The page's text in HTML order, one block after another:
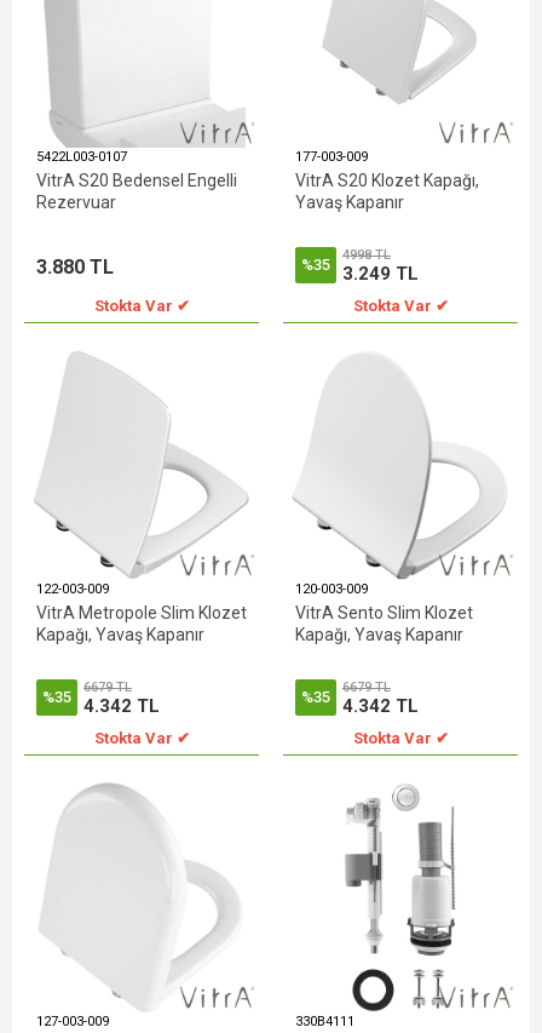
5422L003-0107
VitrA S20 Bedensel Engelli
Rezervuar
3.880 TL
Stokta Var ✔
177-003-009
VitrA S20 Klozet Kapağı,
Yavaş Kapanır
%35
4998 TL
3.249 TL
Stokta Var ✔
122-003-009
VitrA Metropole Slim Klozet
Kapağı, Yavaş Kapanır
%35
6679 TL
4.342 TL
Stokta Var ✔
120-003-009
VitrA Sento Slim Klozet
Kapağı, Yavaş Kapanır
%35
6679 TL
4.342 TL
Stokta Var ✔
127-003-009 330B4111